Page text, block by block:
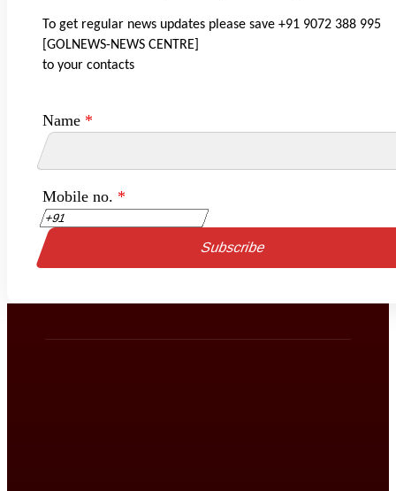
To get regular news updates please save +91 9072 388 995
[GOLNEWS-NEWS CENTRE]
to your contacts
Name *
Mobile no. *